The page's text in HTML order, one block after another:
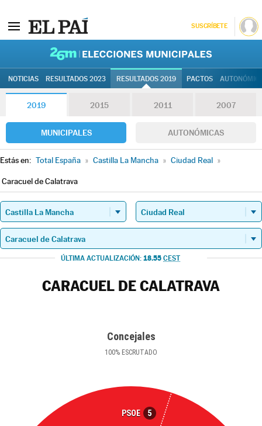
SUSCRÍBETE
NOTICIAS RESULTADOS 2023 RESULTADOS 2019 PACTOS
2019 2015 2011 2007
MUNICIPALES AUTONÓMICAS
Estás en: Total España » Castilla La Mancha » Ciudad Real »
Caracuel de Calatrava
ÚLTIMA ACTUALIZACIÓN: 18.55 CEST
CARACUEL DE CALATRAVA
Concejales
100% ESCRUTADO
PSOE 5